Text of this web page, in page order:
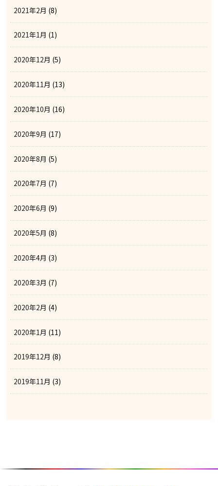
2021年2月 (8)
2021年1月 (1)
2020年12月 (5)
2020年11月 (13)
2020年10月 (16)
2020年9月 (17)
2020年8月 (5)
2020年7月 (7)
2020年6月 (9)
2020年5月 (8)
2020年4月 (3)
2020年3月 (7)
2020年2月 (4)
2020年1月 (11)
2019年12月 (8)
2019年11月 (3)